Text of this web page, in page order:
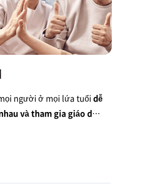
người ở mọi lứa tuổidễ
và tham gia giáo dục